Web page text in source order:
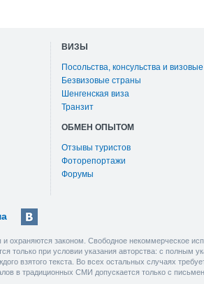
ВИЗЫ
Посольства, консульства и
Безвизовые страны
Шенгенская виза
Транзит
ОБМЕН ОПЫТОМ
Отзывы туристов
Фоторепортажи
Форумы
охраняются законом. Свободное некоммерческое
только при условии указания авторства: с полным
взятого текста. Во всех остальных случаях
в традиционных СМИ допускается только с